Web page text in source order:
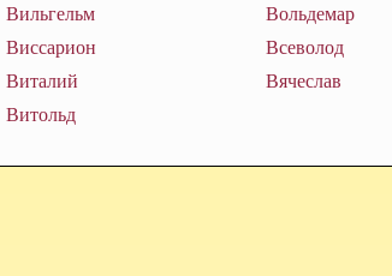
Вильгельм
Виссарион
Виталий
Витольд
Вольдемар
Всеволод
Вячеслав